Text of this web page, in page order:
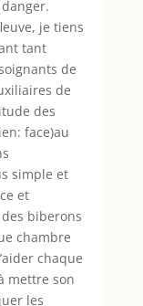
je tiens
tant
de
de
des
face)au
simple et
et
biberons
chambre
chaque
mettre son
les